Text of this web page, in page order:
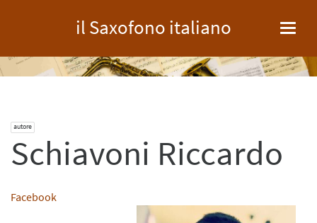
il Saxofono italiano
autore
Schiavoni Riccardo
Facebook